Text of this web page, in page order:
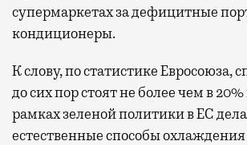
супермаркетах за дефицитные
кондиционеры.
К слову, по статистике Евросоюза,
до сих пор стоят не более чем в
рамках зеленой политики в ЕС
естественные способы охлаждения